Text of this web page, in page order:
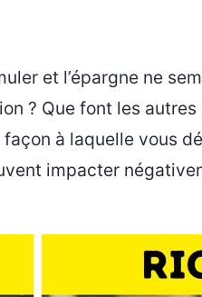
et l’épargne ne
? Que font les autres
à laquelle vous
impacter